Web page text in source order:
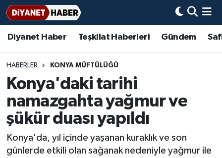
Diyanet Haber Teşkilat Haberleri Gündem
HABERLER KONYA MÜFTÜLÜĞÜ
Konya'daki tarihi
namazgahta yağmur ve
şükür duası yapıldı
Konya'da, yıl içinde yaşanan kuraklık ve son
günlerde etkili olan sağanak nedeniyle yağmur ile
Diyanet Haber
Teşkilat Haberleri
Adana Müftülüğü
Adıyaman Müftülüğü
Afyonkarahisar Müftülüğü
Ağrı Müftülüğü
Aksaray Müftülüğü
Gündem
#Keşfet
Bir Ayet
Bir Hikaye
Biyografiler
Dini kavramlar
Diyanet Bilgi
Basında Bugün
Aile Dergisi
Aylık Dergi
İmam Hatip Okulları
Başmakale
Hadis-i Şerifler
Hayat Okumaları
Nöbetçi Eczaneler
Hava Durumu
Ankara Namaz Vakitleri
Trafik Durumu
Süper Lig Puan Durumu ve Fikstür